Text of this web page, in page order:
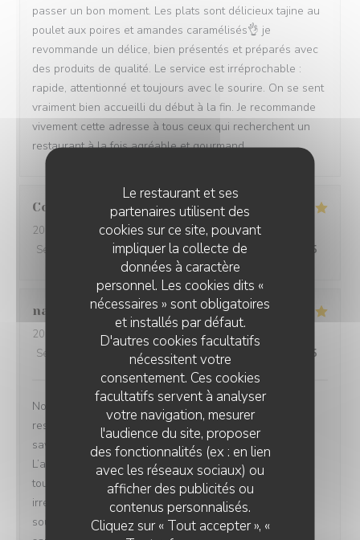
Le restaurant et ses
partenaires utilisent des
cookies sur ce site, pouvant
impliquer la collecte de
données à caractère
personnel. Les cookies dits «
nécessaires » sont obligatoires
et installés par défaut.
D'autres cookies facultatifs
nécessitent votre
consentement. Ces cookies
facultatifs servent à analyser
votre navigation, mesurer
l'audience du site, proposer
des fonctionnalités (ex : en lien
avec les réseaux sociaux) ou
afficher des publicités ou
contenus personnalisés.
Cliquez sur « Tout accepter », «
passer un bon moment. Les plats sont délicieux tajine au
poulet aux poires et amandes caramélisés👌 je
revommande un délice, bien présentés et préparés avec
des produits de qualité. Le service est irréprochable :
rapide, attentionné et toujours avec le sourire. On se sent
vraiment bien accueilli du début à la fin. Je recommande
vivement cette adresse à tous ceux qui recherchent un
restaurant à la fois agréable et gourmand.
Corinne
2026-04-06
- 13:30 - Couverts 5
Service
Ambiance:5/5 Cuisine: 5/5 Qualité / Prix /5
nadege P
2026-03-27
- 19:30 - Couverts 2
Service
Ambiance :5/5 Cuisine: 5/5 /5
Nous avons passé un excellent moment dans ce
restaurant. Le couscous était absolument délicieux,
savoureux et parfaitement préparé — un vrai régal !
L’accueil a été particulièrement chaleureux, on se sent
tout de suite à l’aise. Le service était également
irréprochable : attentionné, rapide et toujours avec le
sourire. Une très belle découverte que je recommande
LE GOURBI